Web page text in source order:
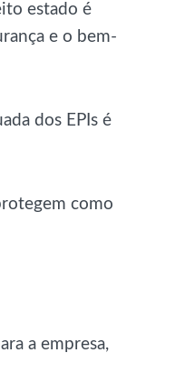
estado é
e o bem-
dos EPIs é
como
a empresa,